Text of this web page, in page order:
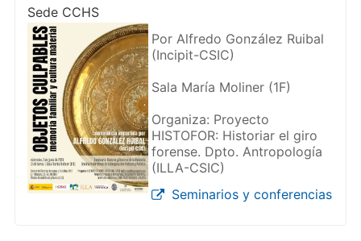
Sede CCHS
Por Alfredo González Ruibal
(Incipit-CSIC)
Sala María Moliner (1F)
Organiza: Proyecto
HISTOFOR: Historiar el giro
forense. Dpto. Antropología
(ILLA-CSIC)
Seminarios y conferencias